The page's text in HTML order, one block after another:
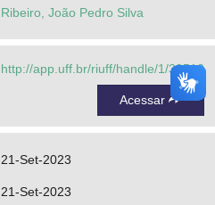
Ribeiro, João Pedro Silva
http://app.uff.br/riuff/handle/1/30512
Acessar
21-Set-2023
21-Set-2023